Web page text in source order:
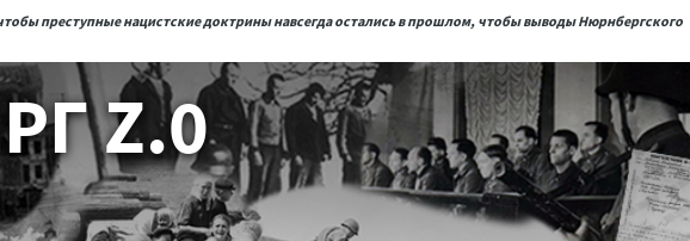
преступные нацистские доктрины навсегда остались в прошлом, чтобы выводы Нюрнбергского
Z.0